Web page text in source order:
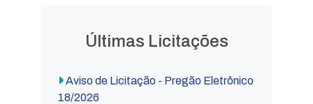
Últimas Licitações
Aviso de Licitação - Pregão Eletrônico
18/2026